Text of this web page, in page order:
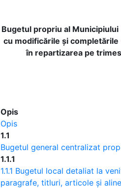
Bugetul propriu al
cu modificările și
în repartizarea pe
Opis
Opis
1.1
Bugetul general centralizat
1.1.1
1.1.1 Bugetul local detaliat la
paragrafe, titluri, articole și